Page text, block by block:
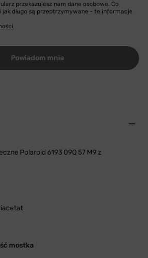
przekazujesz nam dane osobowe. Co
jak długo są przeptrzymywane - te informacje
Powiadom mnie
Polaroid 6193 09Q 57 M9 z
mostka